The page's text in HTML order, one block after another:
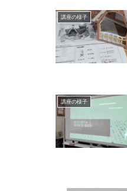
講座の様子
講座の様子